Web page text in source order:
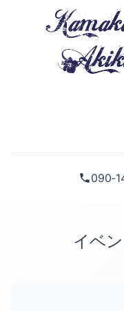
090-
イベ